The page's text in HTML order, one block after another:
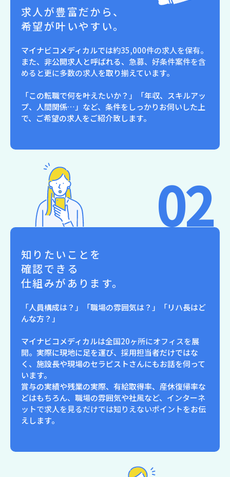
求人が豊富だから、
希望が叶いやすい。
マイナビコメディカルでは約35,000件の求人を保有。
また、非公開求人と呼ばれる、 急募、好条件案件を含
めると更に多数の求人を取り揃えています。
「この転職で何を叶えたいか？」「年収、スキルアッ
プ、人間関係…」など、条件をしっかりお伺いした上
で、ご希望の求人をご紹介致します。
02
知りたいことを
確認できる
仕組みがあります。
「人員構成は？」「職場の雰囲気は？」「リハ長はど
んな方？」
マイナビコメディカルは全国20ヶ所にオフィスを展
開。実際に現地に足を運び、採用担当者だけではな
く、施設長や現場のセラピストさんにもお話を伺って
います。
賞与の実績や残業の実際、有給取得率、産休復帰率な
どはもちろん、職場の雰囲気や社風など、 インターネ
ットで求人を見るだけでは知りえないポイントをお伝
えします。